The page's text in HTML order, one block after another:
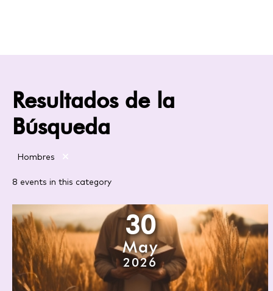
Resultados de la
Búsqueda
Hombres
8 events in this category
30
May
2026